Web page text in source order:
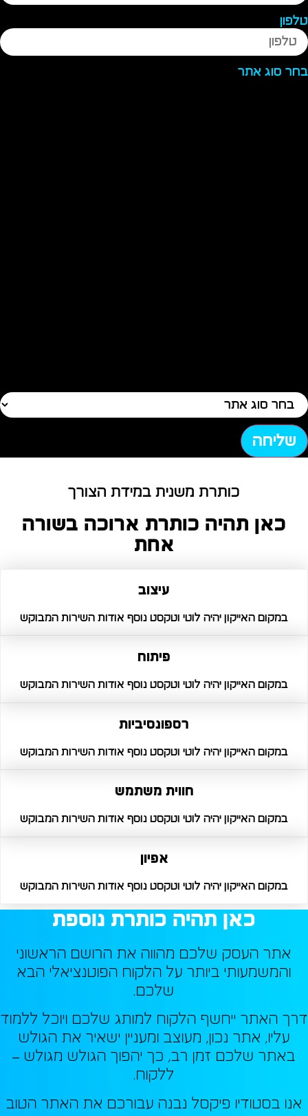
סוג אתר
שליחה
כותרת משנית במידת הצורך
כאן תהיה כותרת ארוכה בשורה
אחת
עיצוב
במקום האייקון יהיה לוטי וטקסט נוסף אודות השירות המבוקש
פיתוח
במקום האייקון יהיה לוטי וטקסט נוסף אודות השירות המבוקש
רספונסיביות
במקום האייקון יהיה לוטי וטקסט נוסף אודות השירות המבוקש
חווית משתמש
במקום האייקון יהיה לוטי וטקסט נוסף אודות השירות המבוקש
אפיון
במקום האייקון יהיה לוטי וטקסט נוסף אודות השירות המבוקש
כאן תהיה כותרת נוספת
אתר העסק שלכם מהווה את הרושם הראשוני
והמשמעותי ביותר על הלקוח הפוטנציאלי הבא
שלכם.
האתר ייחשף הלקוח למותג שלכם ויוכל ללמוד
עליו, אתר נכון, מעוצב ומעניין ישאיר את הגולש
באתר שלכם זמן רב, כך יהפוך הגולש מגולש –
ללקוח.
אנו בסטודיו פיקסל נבנה עבורכם את האתר הטוב